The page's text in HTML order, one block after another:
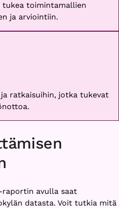
tukea toimintamallien
ja arviointiin.
ratkaisuihin, jotka tukevat
raportin avulla saat
datasta. Voit tutkia mitä